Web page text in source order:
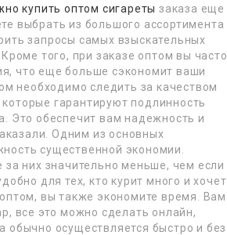
купить оптом сигареты заказа еще
выбрать из большого ассортимента
запросы самых взыскательных
того, при заказе оптом вы часто
что еще больше сэкономит ваши
необходимо следить за качеством
гарантируют подлинность
Это обеспечит вам надежность и
Одним из основных
существенной экономии.
них значительно меньше, чем если
для тех, кто курит много и хочет
вы также экономите время. Вам
все это можно сделать онлайн,
обычно осуществляется быстро и без